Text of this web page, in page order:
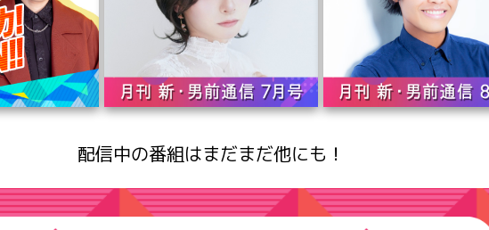
配信中の番組はまだまだ他にも！